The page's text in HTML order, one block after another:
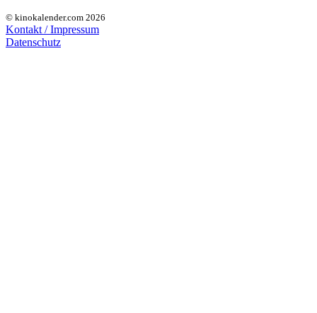
© kinokalender.com 2026
Kontakt / Impressum
Datenschutz